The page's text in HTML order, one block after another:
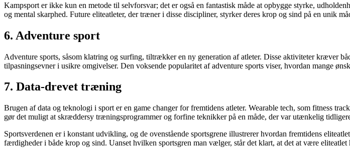
Kampsport er ikke kun en metode til selvforsvar; det er også en fantastisk måde at opbygge styrke,
og mental skarphed. Future eliteatleter, der træner i disse discipliner, styrker deres krop og sind på en unik
6. Adventure sport
Adventure sports, såsom klatring og surfing, tiltrækker en ny generation af atleter. Disse aktiviteter kræver
tilpasningsevner i usikre omgivelser. Den voksende popularitet af adventure sports viser, hvordan mange
7. Data-drevet træning
Brugen af data og teknologi i sport er en game changer for fremtidens atleter. Wearable tech, som fitness
gør det muligt at skræddersy træningsprogrammer og forfine teknikker på en måde, der var utænkelig
Sportsverdenen er i konstant udvikling, og de ovenstående sportsgrene illustrerer hvordan fremtidens
færdigheder i både krop og sind. Uanset hvilken sportsgren man vælger, står det klart, at det at være